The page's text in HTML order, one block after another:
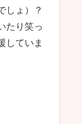
しょ）？
たり笑っ
していま